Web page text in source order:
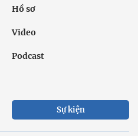
Hồ sơ
Video
Podcast
Sự kiện